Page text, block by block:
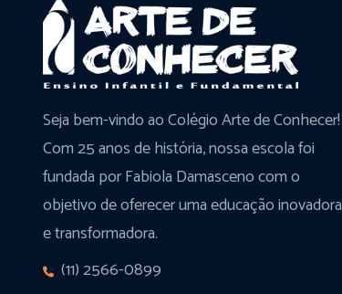
Seja bem-vindo ao Colégio Arte de Conhecer!
Com 25 anos de história, nossa escola foi
fundada por Fabiola Damasceno com o
objetivo de oferecer uma educação inovadora
e transformadora.
(11) 2566-0899